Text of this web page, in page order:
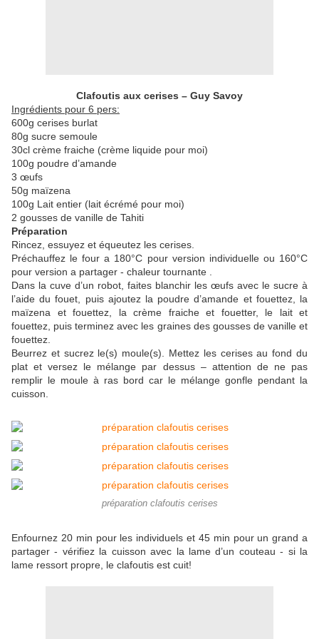
Clafoutis aux cerises – Guy Savoy
Ingrédients pour 6 pers:
600g cerises burlat
80g sucre semoule
30cl crème fraiche (crème liquide pour moi)
100g poudre d’amande
3 œufs
50g maïzena
100g Lait entier (lait écrémé pour moi)
2 gousses de vanille de Tahiti
Préparation
Rincez, essuyez et équeutez les cerises.
Préchauffez le four a 180°C pour version individuelle ou 160°C
pour version a partager - chaleur tournante .
Dans la cuve d’un robot, faites blanchir les œufs avec le sucre à
l’aide du fouet, puis ajoutez la poudre d’amande et fouettez, la
maïzena et fouettez, la crème fraiche et fouetter, le lait et
fouettez, puis terminez avec les graines des gousses de vanille et
fouettez.
Beurrez et sucrez le(s) moule(s). Mettez les cerises au fond du
plat et versez le mélange par dessus – attention de ne pas
remplir le moule à ras bord car le mélange gonfle pendant la
cuisson.
préparation clafoutis cerises
Enfournez 20 min pour les individuels et 45 min pour un grand a
partager - vérifiez la cuisson avec la lame d’un couteau - si la
lame ressort propre, le clafoutis est cuit!